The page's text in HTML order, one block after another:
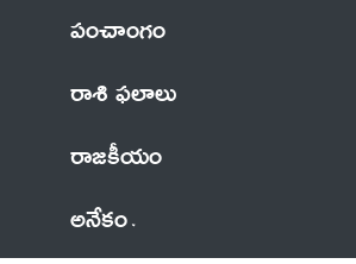
పంచాంగం
రాశి ఫలాలు
రాజకీయం
అనేకం